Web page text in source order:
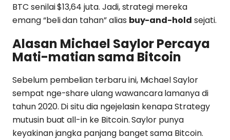
BTC senilai $13,64 juta. Jadi, strategi mereka
emang “beli dan tahan” alias buy-and-hold sejati.
Alasan Michael Saylor Percaya
Mati-matian sama Bitcoin
Sebelum pembelian terbaru ini, Michael Saylor
sempat nge-share ulang wawancara lamanya di
tahun 2020. Di situ dia ngejelasin kenapa Strategy
mutusin buat all-in ke Bitcoin. Saylor punya
keyakinan jangka panjang banget sama Bitcoin.